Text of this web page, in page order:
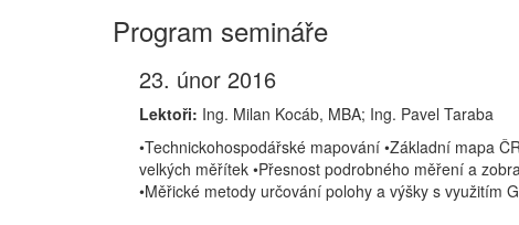
Program semináře
23. únor 2016
Lektoři: Ing. Milan Kocáb, MBA; Ing. Pavel Taraba
•Technickohospodářské mapování •Základní mapa
velkých měřítek •Přesnost podrobného měření a
•Měřické metody určování polohy a výšky s využitím